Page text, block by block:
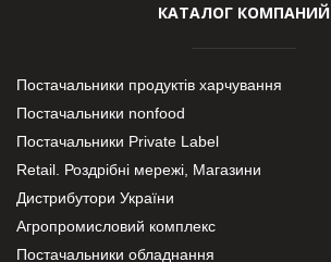
КАТАЛОГ КОМПАНИЙ
Постачальники продуктів харчування
Постачальники nonfood
Постачальники Private Label
Retail. Роздрібні мережі, Магазини
Дистрибутори України
Агропромисловий комплекс
Постачальники обладнання